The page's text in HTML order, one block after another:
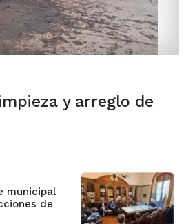
y arreglo de
municipal
de